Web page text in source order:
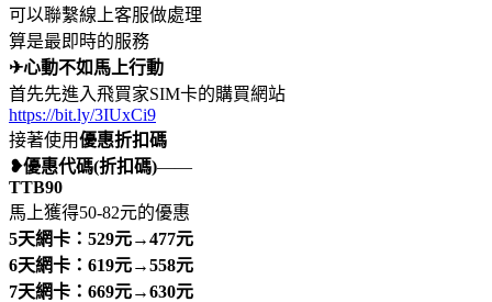
可以聯繫線上客服做處理
算是最即時的服務
✈心動不如馬上行動
首先先進入飛買家SIM卡的購買網站
https://bit.ly/3IUxCi9
接著使用優惠折扣碼
❥優惠代碼(折扣碼)——
TTB90
馬上獲得50-82元的優惠
5天網卡：529元→477元
6天網卡：619元→558元
7天網卡：669元→630元